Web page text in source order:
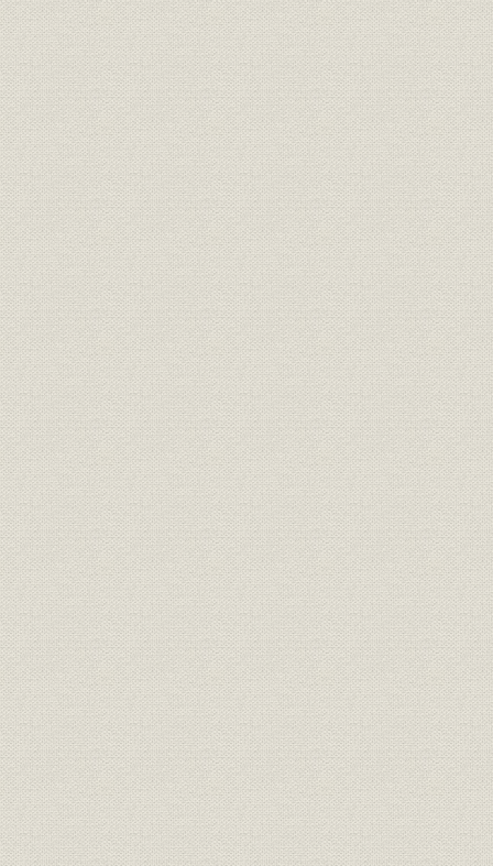
設備
ー(原料叩解機)、火力発電装置
[昭和10年
事業所 本社事務所(大阪・北久宝寺町) [昭和3年
事業所
名古屋営業所(名古屋市・御器所
町)
[昭和2年
事業所
京都営業所{京都・西院中溝
町)、岡山営業所(岡山・上石
井」)
[昭和4年
(1922年)]
生産
簡易ソーダパルプの生産推移(淀
川工場)
昭和15年
(1943年
財務・業績 第35~44期の業績
昭和11年
年(1941年
事業所
本社事務所(淀川工場内)、日本
紙器(株)絵図(千船製紙工場、佃
工場、今宮工場、神戸工場)
[昭和13年
事業所
尼崎工場、東洋紙器(株)、広島
駐在所
[昭和15年
事業所;設備
朝鮮営業所(昭和14年)、朝鮮営
業所(工場)のコルゲーター
昭和14年
事業所;海外事業
台湾営業所(昭和14年)、満州紙
器(株)仮営業所、上海紙器(株)
昭和14年
従業員 当社職員に対する召集
昭和13年
(1944年)
社歌 聯合紙器株式会社 社歌 昭和16年
設備
ソリッドファイバーを造るペー
スチングマシン(淀川工場)
[昭和18年
財務・業績 第45~52期の業績
昭和16年
年(1945年
資産;海外事業 外地資産の喪失 [昭和20年
事業所;災害
昭和20年8月現在における工場
の喪失・焼失・残存
昭和20年